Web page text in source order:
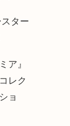
ター
ア』
レク
ョ